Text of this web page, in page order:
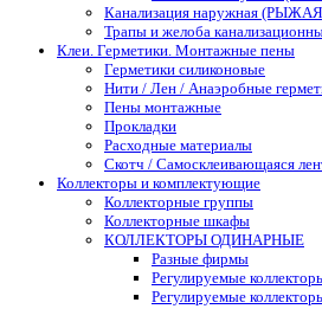
Канализация наружная
Трапы и желоба
Клеи. Герметики. Монтажные пены
Герметики силиконовые
Нити / Лен / Анаэробные
Пены монтажные
Прокладки
Расходные материалы
Скотч / Самосклеивающаяся
Коллекторы и комплектующие
Коллекторные группы
Коллекторные шкафы
КОЛЛЕКТОРЫ ОДИНАРНЫЕ
Разные фирмы
Регулируемые
Регулируемые